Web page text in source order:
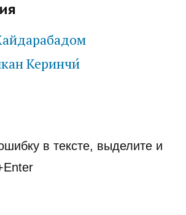
Керинчи́
в тексте, выделите и